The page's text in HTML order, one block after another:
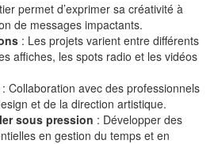
permet d’exprimer sa créativité à
de messages impactants.
: Les projets varient entre différents
affiches, les spots radio et les vidéos
: Collaboration avec des professionnels
et de la direction artistique.
sous pression : Développer des
en gestion du temps et en